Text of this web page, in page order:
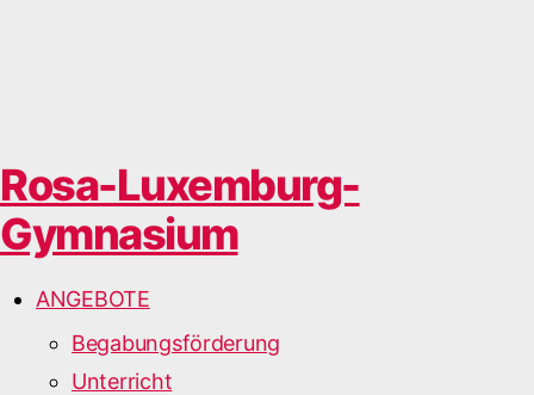
Rosa-Luxemburg-
Gymnasium
ANGEBOTE
Begabungsförderung
Unterricht